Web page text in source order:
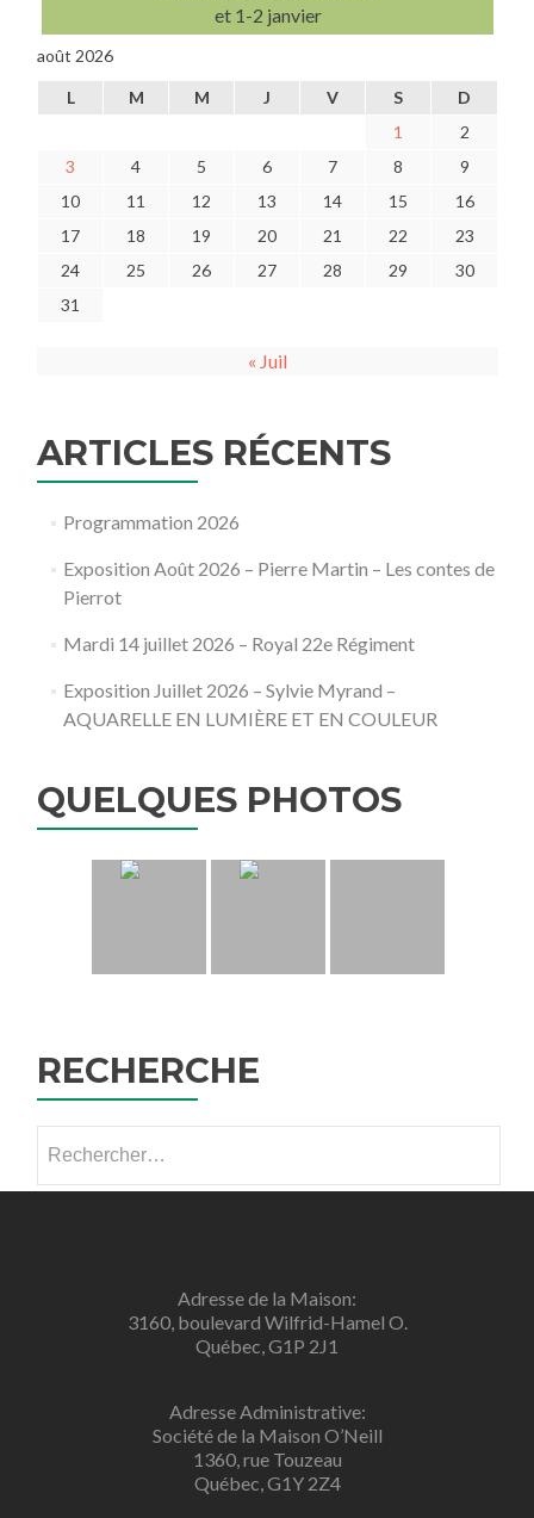
et 1-2 janvier
août 2026
L M M J V S
D
1
2
3
4 5 6 7 8
9
10
11 12 13 14 15
16
17
18 19 20 21 22
23
24
25 26 27 28 29
30
31
« Juil
ARTICLES RÉCENTS
Programmation 2026
Exposition Août 2026 – Pierre Martin – Les contes de
Pierrot
Mardi 14 juillet 2026 – Royal 22e Régiment
Exposition Juillet 2026 – Sylvie Myrand –
AQUARELLE EN LUMIÈRE ET EN COULEUR
QUELQUES PHOTOS
RECHERCHE
Adresse de la Maison:
3160, boulevard Wilfrid-Hamel O.
Québec, G1P 2J1
Adresse Administrative:
Société de la Maison O’Neill
1360, rue Touzeau
Québec, G1Y 2Z4